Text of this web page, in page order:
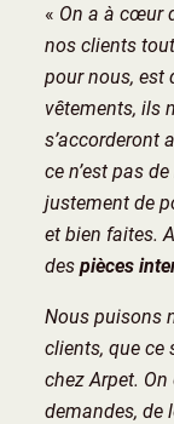
« On a à cœur
nos clients
pour nous, est
vêtements, ils
s’accorderont
ce n’est pas
justement de
et bien faites.
des pièces
Nous puisons
clients, que ce
chez Arpet. On
demandes, de